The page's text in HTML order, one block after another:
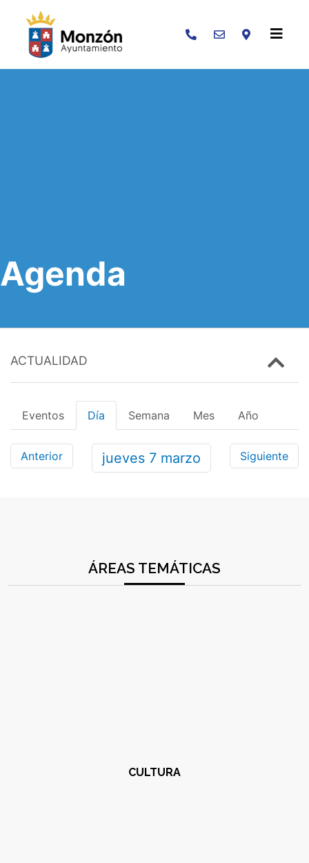
Buscar
Agenda
ACTUALIDAD
Eventos Día Semana Mes Año
Anterior jueves 7 marzo Siguiente
ÁREAS TEMÁTICAS
CULTURA